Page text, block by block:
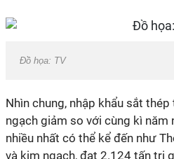
Đồ họa: TV
Nhìn chung, nhập khẩu sắt
ngạch giảm so với cùng kì năm
nhiều nhất có thể kể đến như
và kim ngạch, đạt 2.124 tấn trị